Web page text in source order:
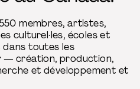
membres, artistes,
culturel·les, écoles et
toutes les
— création, production,
et développement et